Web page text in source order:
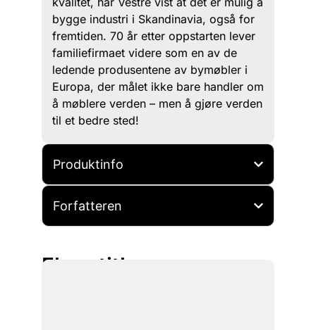
bygge industri i Skandinavia, også for
fremtiden. 70 år etter oppstarten lever
familiefirmaet videre som en av de
ledende produsentene av bymøbler i
Europa, der målet ikke bare handler om
å møblere verden – men å gjøre verden
til et bedre sted!
Produktinfo
Forfatteren
Flere titler